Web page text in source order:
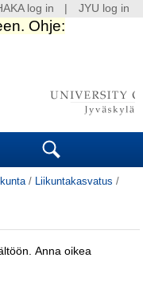
Search
/ Liikuntakasvatus /
Anna oikea
log in JYU log in